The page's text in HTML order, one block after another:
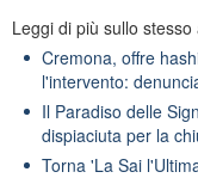
Leggi di più sullo
Cremona, offre
l'intervento:
Il Paradiso delle
dispiaciuta per la
Torna 'La Sai